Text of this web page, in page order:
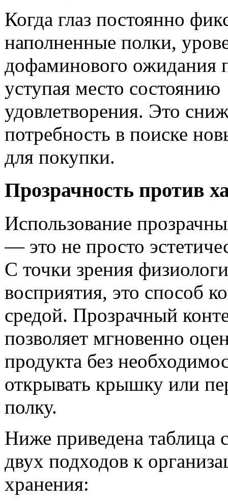
Когда глаз постоянно
наполненные полки,
дофаминового ожидания
уступая место состоянию
удовлетворения. Это
потребность в поиске
для покупки.
Прозрачность против
Использование
— это не просто
С точки зрения
восприятия, это способ
средой. Прозрачный
позволяет мгновенно
продукта без
открывать крышку или
полку.
Ниже приведена таблица
двух подходов к
хранения: